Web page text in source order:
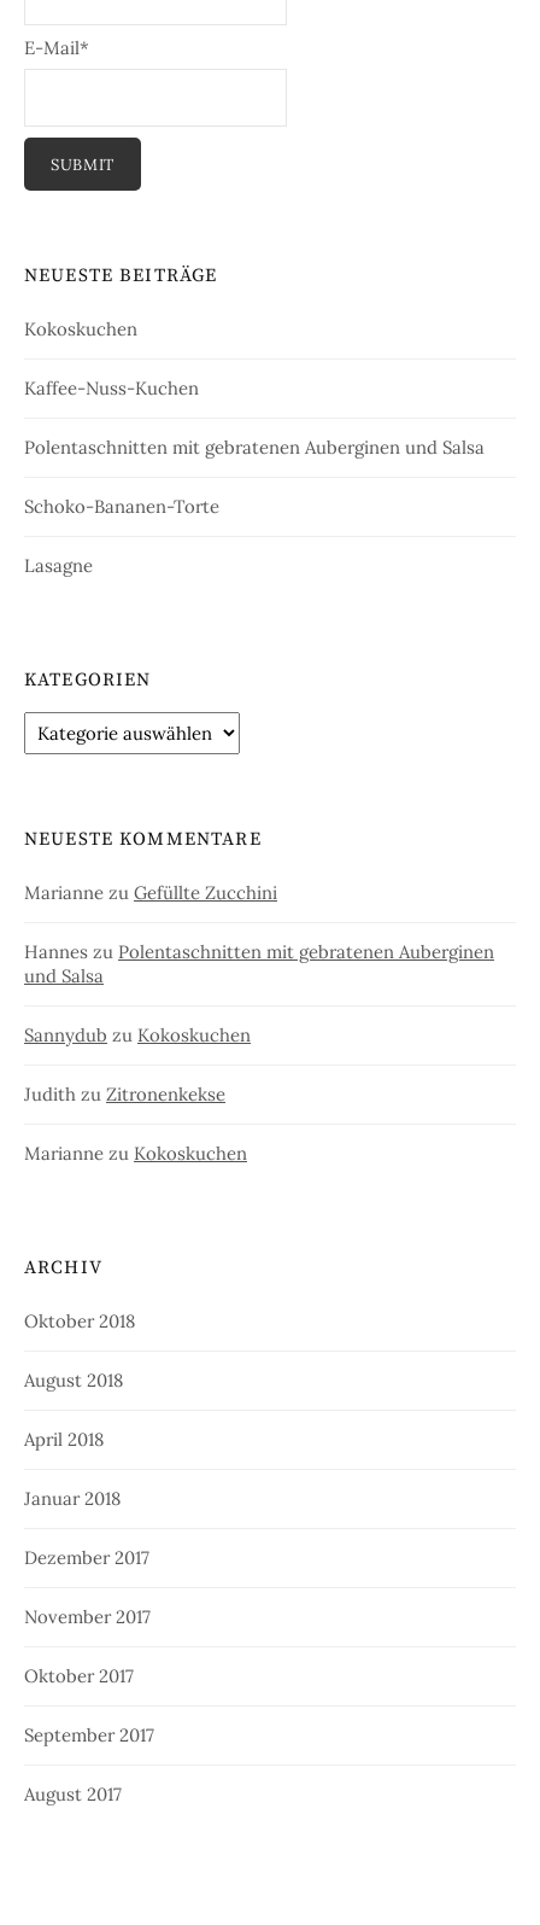
E-Mail*
NEUESTE BEITRÄGE
Kokoskuchen
Kaffee-Nuss-Kuchen
Polentaschnitten mit gebratenen Auberginen und Salsa
Schoko-Bananen-Torte
Lasagne
KATEGORIEN
Kategorien
NEUESTE KOMMENTARE
Marianne zu Gefüllte Zucchini
Hannes zu Polentaschnitten mit gebratenen Auberginen
und Salsa
Sannydub zu Kokoskuchen
Judith zu Zitronenkekse
Marianne zu Kokoskuchen
ARCHIV
Oktober 2018
August 2018
April 2018
Januar 2018
Dezember 2017
November 2017
Oktober 2017
September 2017
August 2017